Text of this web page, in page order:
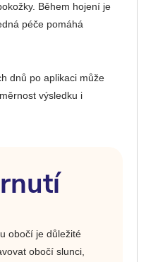
Během hojení je
péče pomáhá
dnů po aplikaci může
výsledku i
obočí je důležité
obočí slunci,